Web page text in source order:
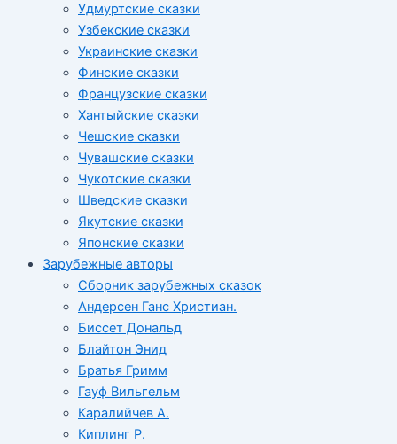
Удмуртские сказки
Узбекские сказки
Украинские сказки
Финские сказки
Французские сказки
Хантыйские сказки
Чешские сказки
Чувашские сказки
Чукотские сказки
Шведские сказки
Якутские сказки
Японские сказки
Зарубежные авторы
Сборник зарубежных сказок
Андерсен Ганс Христиан.
Биссет Дональд
Блайтон Энид
Братья Гримм
Гауф Вильгельм
Каралийчев А.
Киплинг Р.